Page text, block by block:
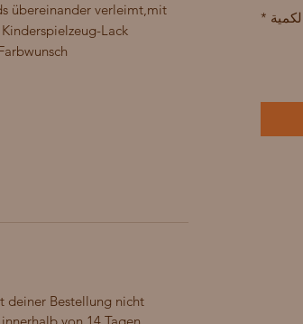
übereinander verleimt,mit
Lack
deiner Bestellung nicht
*